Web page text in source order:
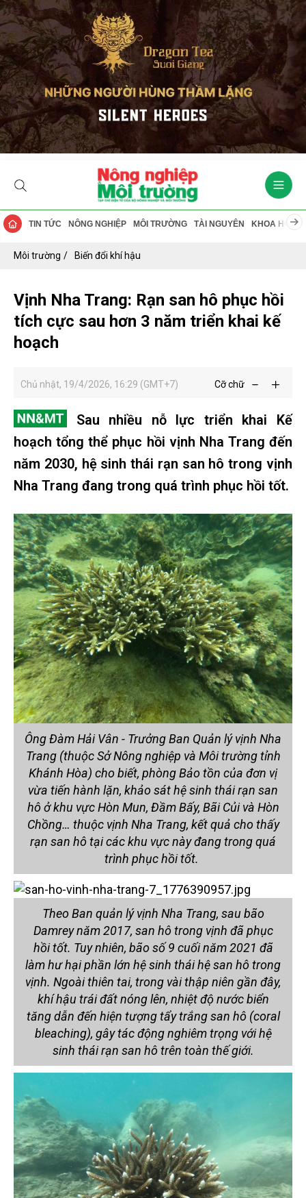
TIN TỨC NÔNG NGHIỆP MÔI TRƯỜNG TÀI NGUYÊN KHOA HỌC
Môi trường Biến đổi khí hậu
Vịnh Nha Trang: Rạn san hô phục hồi
tích cực sau hơn 3 năm triển khai kế
hoạch
Chủ nhật, 19/4/2026, 16:29 (GMT+7) Cỡ chữ
Sau nhiều nỗ lực triển khai Kế
hoạch tổng thể phục hồi vịnh Nha Trang đến
năm 2030, hệ sinh thái rạn san hô trong vịnh
Nha Trang đang trong quá trình phục hồi tốt.
Ông Đàm Hải Vân - Trưởng Ban Quản lý vịnh Nha
Trang (thuộc Sở Nông nghiệp và Môi trường tỉnh
Khánh Hòa) cho biết, phòng Bảo tồn của đơn vị
vừa tiến hành lặn, khảo sát hệ sinh thái rạn san
hô ở khu vực Hòn Mun, Đầm Bấy, Bãi Củi và Hòn
Chồng… thuộc vịnh Nha Trang, kết quả cho thấy
rạn san hô tại các khu vực này đang trong quá
trình phục hồi tốt.
Theo Ban quản lý vịnh Nha Trang, sau bão
Damrey năm 2017, san hô trong vịnh đã phục
hồi tốt. Tuy nhiên, bão số 9 cuối năm 2021 đã
làm hư hại phần lớn hệ sinh thái hệ san hô trong
vịnh. Ngoài thiên tai, trong vài thập niên gần đây,
khí hậu trái đất nóng lên, nhiệt độ nước biển
tăng dẫn đến hiện tượng tẩy trắng san hô (coral
bleaching), gây tác động nghiêm trọng với hệ
sinh thái rạn san hô trên toàn thế giới.